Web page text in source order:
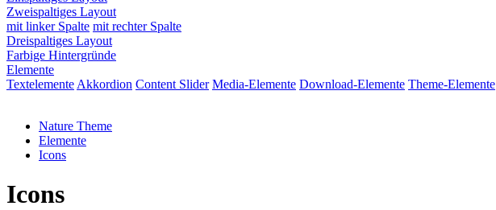
Zweispaltiges Layout
mit linker Spalte mit rechter Spalte
Dreispaltiges Layout
Farbige Hintergründe
Elemente
Textelemente Akkordion Content Slider Media-Elemente Download-Elemente Theme-Elemente
Nature Theme
Elemente
Icons
Icons